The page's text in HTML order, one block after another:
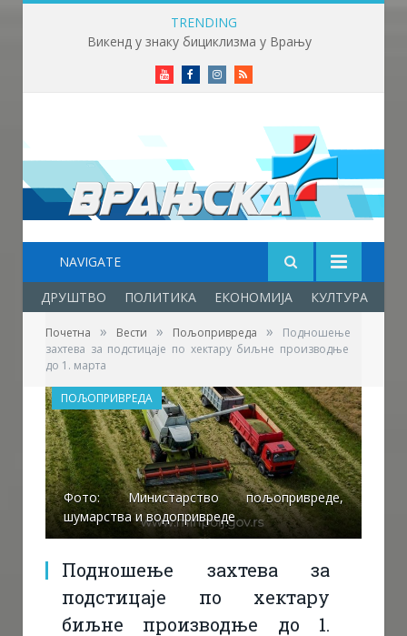
TRENDING
Викенд у знаку бициклизма у Врању
YoutubeFacebookInstagram
RSS
NAVIGATE
ДРУШТВО ПОЛИТИКА ЕКОНОМИЈА КУЛТУРА
Почетна » Вести » Пољопривреда »
Подношење
захтева за подстицаје по хектару биљне производње
до 1. марта
Фото: Министарство пољопривреде,
шумарства и водопривреде
Подношење захтева за
подстицаје по хектару
биљне производње до 1.
ПОЉОПРИВРЕДА